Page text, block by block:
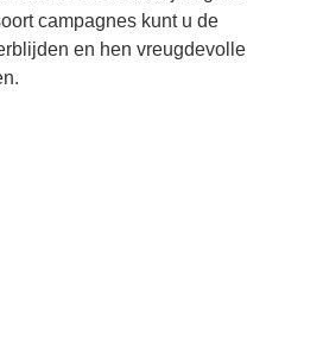
campagnes kunt u de
en hen vreugdevolle